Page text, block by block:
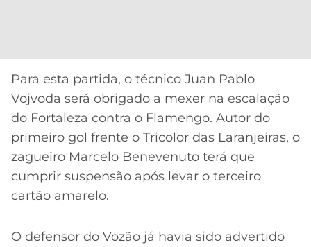
CASSINOS
ONLINE
2026
GRÊMIO
ATLÉTICO
MG
CRUZEIRO
LALIGA
Para esta partida, o técnico Juan Pablo
Vojvoda será obrigado a mexer na escalação
do Fortaleza contra o Flamengo. Autor do
primeiro gol frente o Tricolor das Laranjeiras, o
zagueiro Marcelo Benevenuto terá que
cumprir suspensão após levar o terceiro
cartão amarelo.
O defensor do Vozão já havia sido advertido